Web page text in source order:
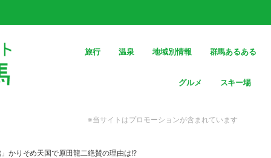
旅行 温泉 地域別情報 群馬あるある
グルメ スキー場
※当サイトはプロモーションが含まれています
かりそめ天国で原田龍二絶賛の理由は!?